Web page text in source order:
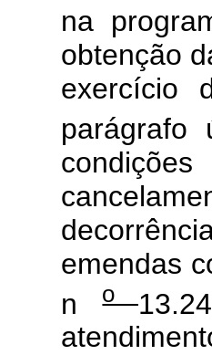
na
obtenção
exercício
emendas
no